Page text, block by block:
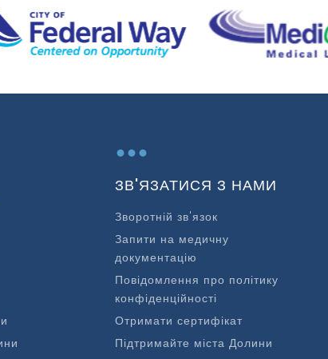
...
ЗВ'ЯЗАТИСЯ З НАМИ
Зворотній зв'язок
Запити на медичну
документацію
Повідомлення про політику
конфіденційності
Отримати сертифікат
Підтримайте міста Долини